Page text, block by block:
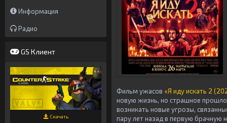
Информация
Радио
GS Клиент
Скачать
Фильм ужасов «Я иду искать 2
новую жизнь, но страшное
возникать новые угрозы,
пару лет назад в первую брачную